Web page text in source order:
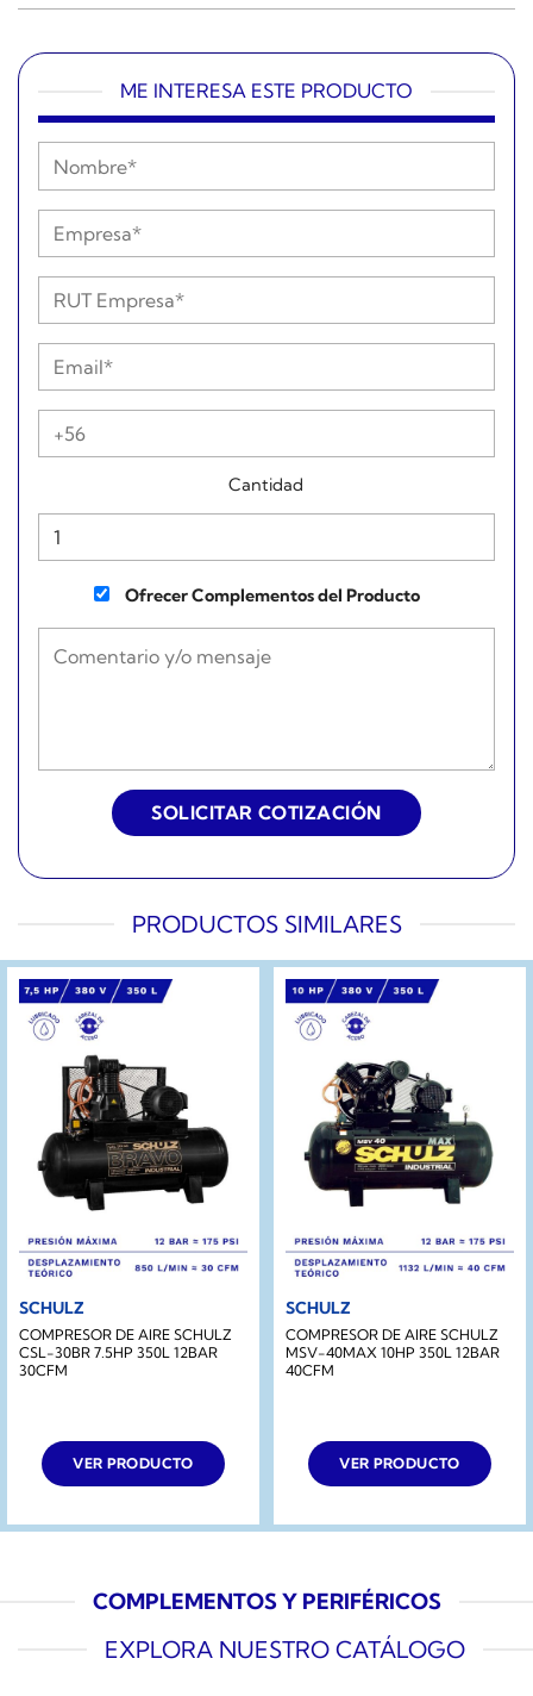
ME INTERESA ESTE PRODUCTO
Cantidad
Ofrecer Complementos del Producto
PRODUCTOS SIMILARES
SCHULZ
COMPRESOR DE AIRE SCHULZ
CSL-30BR 7.5HP 350L 12BAR
30CFM
VER PRODUCTO
SCHULZ
COMPRESOR DE AIRE SCHULZ
MSV-40MAX 10HP 350L 12BAR
40CFM
VER PRODUCTO
COMPLEMENTOS Y PERIFÉRICOS
EXPLORA NUESTRO CATÁLOGO